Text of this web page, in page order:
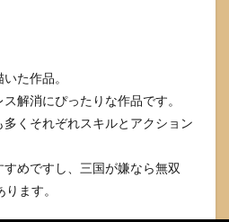
た作品。
解消にぴったりな作品です。
くそれぞれスキルとアクション
めですし、三国が嫌なら無双
ます。